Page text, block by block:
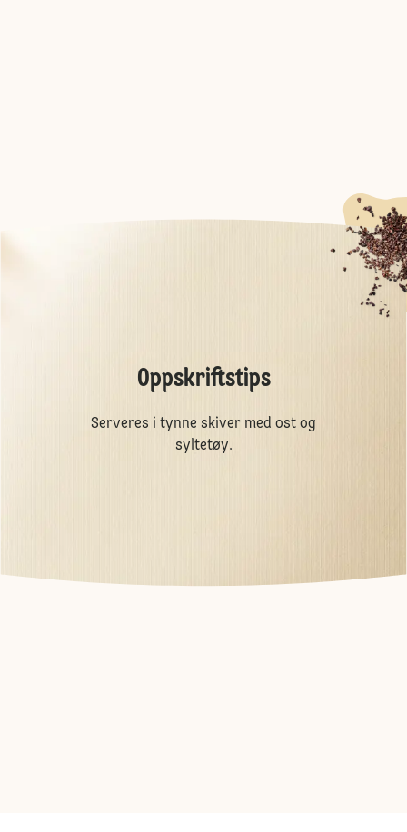
Oppskriftstips
Serveres i tynne skiver med ost og
syltetøy.